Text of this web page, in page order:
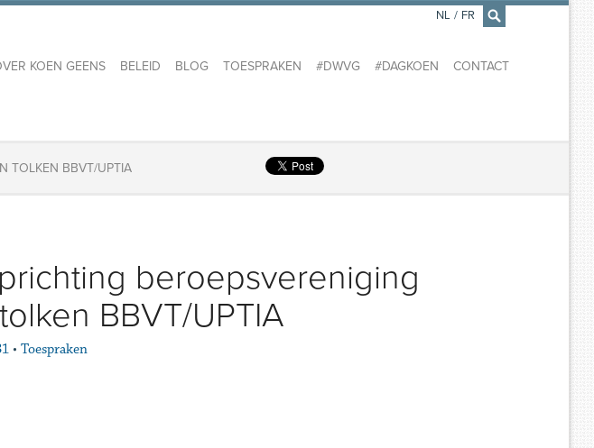
×
KOEN GEENS BELEID BLOG TOESPRAKEN #DWVG #DAGKOEN CONTACT
NL / FR
TOLKEN BBVT/UPTIA
beroepsvereniging
BBVT/UPTIA
• Toespraken